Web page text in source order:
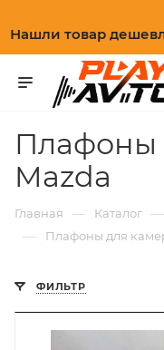
Нашли товар
Плафоны
Mazda
Главная — Каталог —
— Плафоны для
ФИЛЬТР